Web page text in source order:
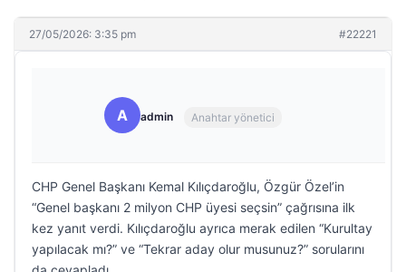
27/05/2026: 3:35 pm #22221
A admin Anahtar yönetici
CHP Genel Başkanı Kemal Kılıçdaroğlu, Özgür Özel’in
“Genel başkanı 2 milyon CHP üyesi seçsin” çağrısına ilk
kez yanıt verdi. Kılıçdaroğlu ayrıca merak edilen “Kurultay
yapılacak mı?” ve “Tekrar aday olur musunuz?” sorularını